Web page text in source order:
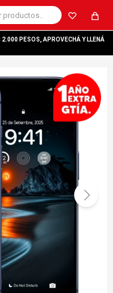
2.000 PESOS, APROVECHÁ Y LLENÁ